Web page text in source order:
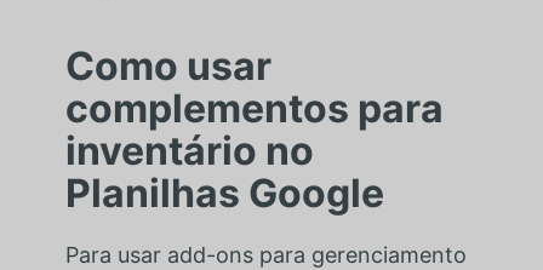
Como usar
complementos para
inventário no
Planilhas Google
Para usar add-ons para gerenciamento